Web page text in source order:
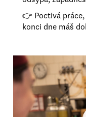
👉 Poctivá práce,
konci dne máš